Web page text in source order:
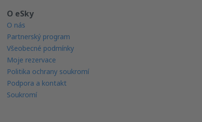
O eSky
O nás
Partnerský program
Všeobecné podmínky
Moje rezervace
Politika ochrany soukromí
Podpora a kontakt
Soukromí